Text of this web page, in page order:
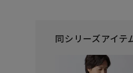
同シリーズアイテ